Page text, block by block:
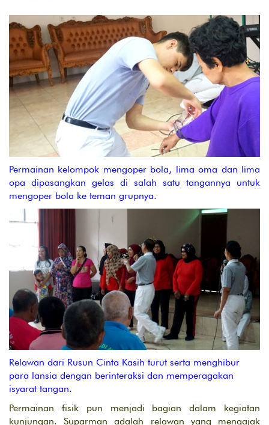
Permainan kelompok mengoper bola, lima oma dan lima
opa dipasangkan gelas di salah satu tangannya untuk
mengoper bola ke teman grupnya.
Relawan dari Rusun Cinta Kasih turut serta menghibur
para lansia dengan berinteraksi dan memperagakan
isyarat tangan.
Permainan fisik pun menjadi bagian dalam kegiatan
kunjungan. Suparman adalah relawan yang mengajak